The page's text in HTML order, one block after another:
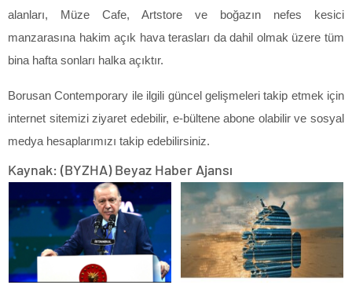
alanları, Müze Cafe, Artstore ve boğazın nefes kesici
manzarasına hakim açık hava terasları da dahil olmak üzere tüm
bina hafta sonları halka açıktır.
Borusan Contemporary ile ilgili güncel gelişmeleri takip etmek için
internet sitemizi ziyaret edebilir, e-bültene abone olabilir ve sosyal
medya hesaplarımızı takip edebilirsiniz.
Kaynak: (BYZHA) Beyaz Haber Ajansı